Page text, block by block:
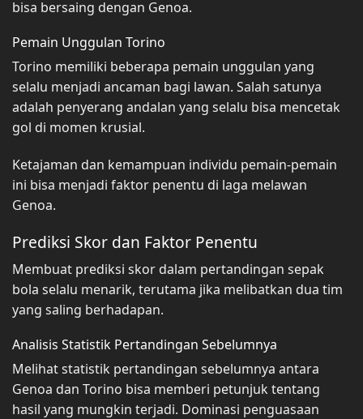
bisa bersaing dengan Genoa.
Pemain Unggulan Torino
Torino memiliki beberapa pemain unggulan yang
selalu menjadi ancaman bagi lawan. Salah satunya
adalah penyerang andalan yang selalu bisa mencetak
gol di momen krusial.
Ketajaman dan kemampuan individu pemain-pemain
ini bisa menjadi faktor penentu di laga melawan
Genoa.
Prediksi Skor dan Faktor Penentu
Membuat prediksi skor dalam pertandingan sepak
bola selalu menarik, terutama jika melibatkan dua tim
yang saling berhadapan.
Analisis Statistik Pertandingan Sebelumnya
Melihat statistik pertandingan sebelumnya antara
Genoa dan Torino bisa memberi petunjuk tentang
hasil yang mungkin terjadi. Dominasi penguasaan